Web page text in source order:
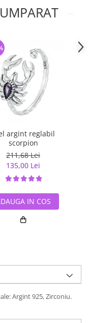
argint reglabil
scorpion
211,68 Lei
135,00 Lei
IN COS
Argint 925, Zirconiu.